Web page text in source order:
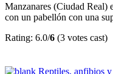
Manzanares (Ciudad Real)
con un pabellón con una
Rating: 6.0/6 (3 votes cast)